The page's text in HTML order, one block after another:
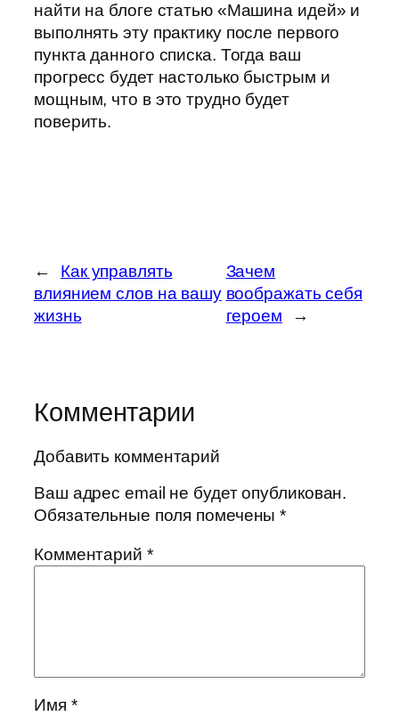
найти на блоге статью «Машина идей» и
выполнять эту практику после первого
пункта данного списка. Тогда ваш
прогресс будет настолько быстрым и
мощным, что в это трудно будет
поверить.
←
Как управлять
влиянием слов на вашу
жизнь
Зачем
воображать себя
героем
→
Комментарии
Добавить комментарий
Ваш адрес email не будет опубликован.
Обязательные поля помечены*
Комментарий *
Имя *